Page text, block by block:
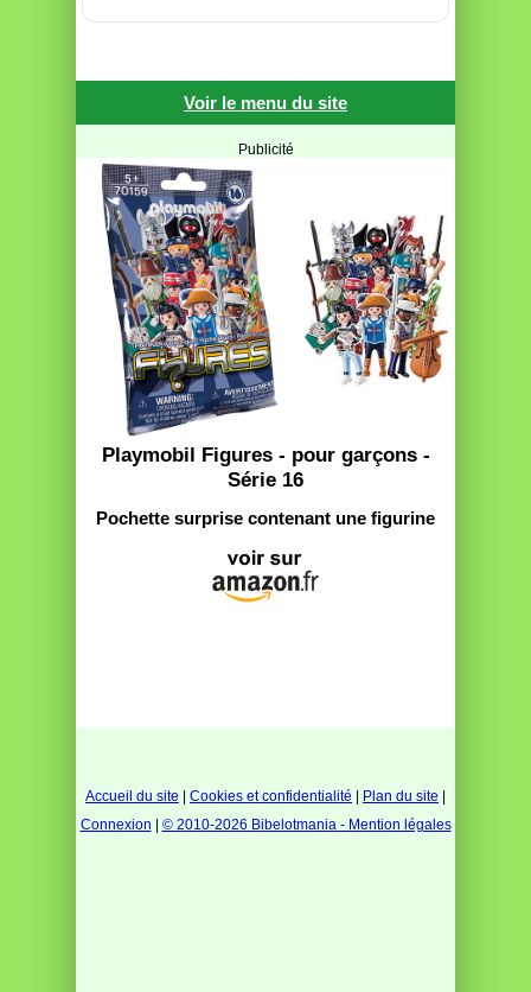
Voir le menu du site
Publicité
Playmobil Figures - pour garçons -
Série 16
Pochette surprise contenant une figurine
Accueil du site Cookies et confidentialité Plan du site
Connexion
© 2010-2026 Bibelotmania - Mention légales